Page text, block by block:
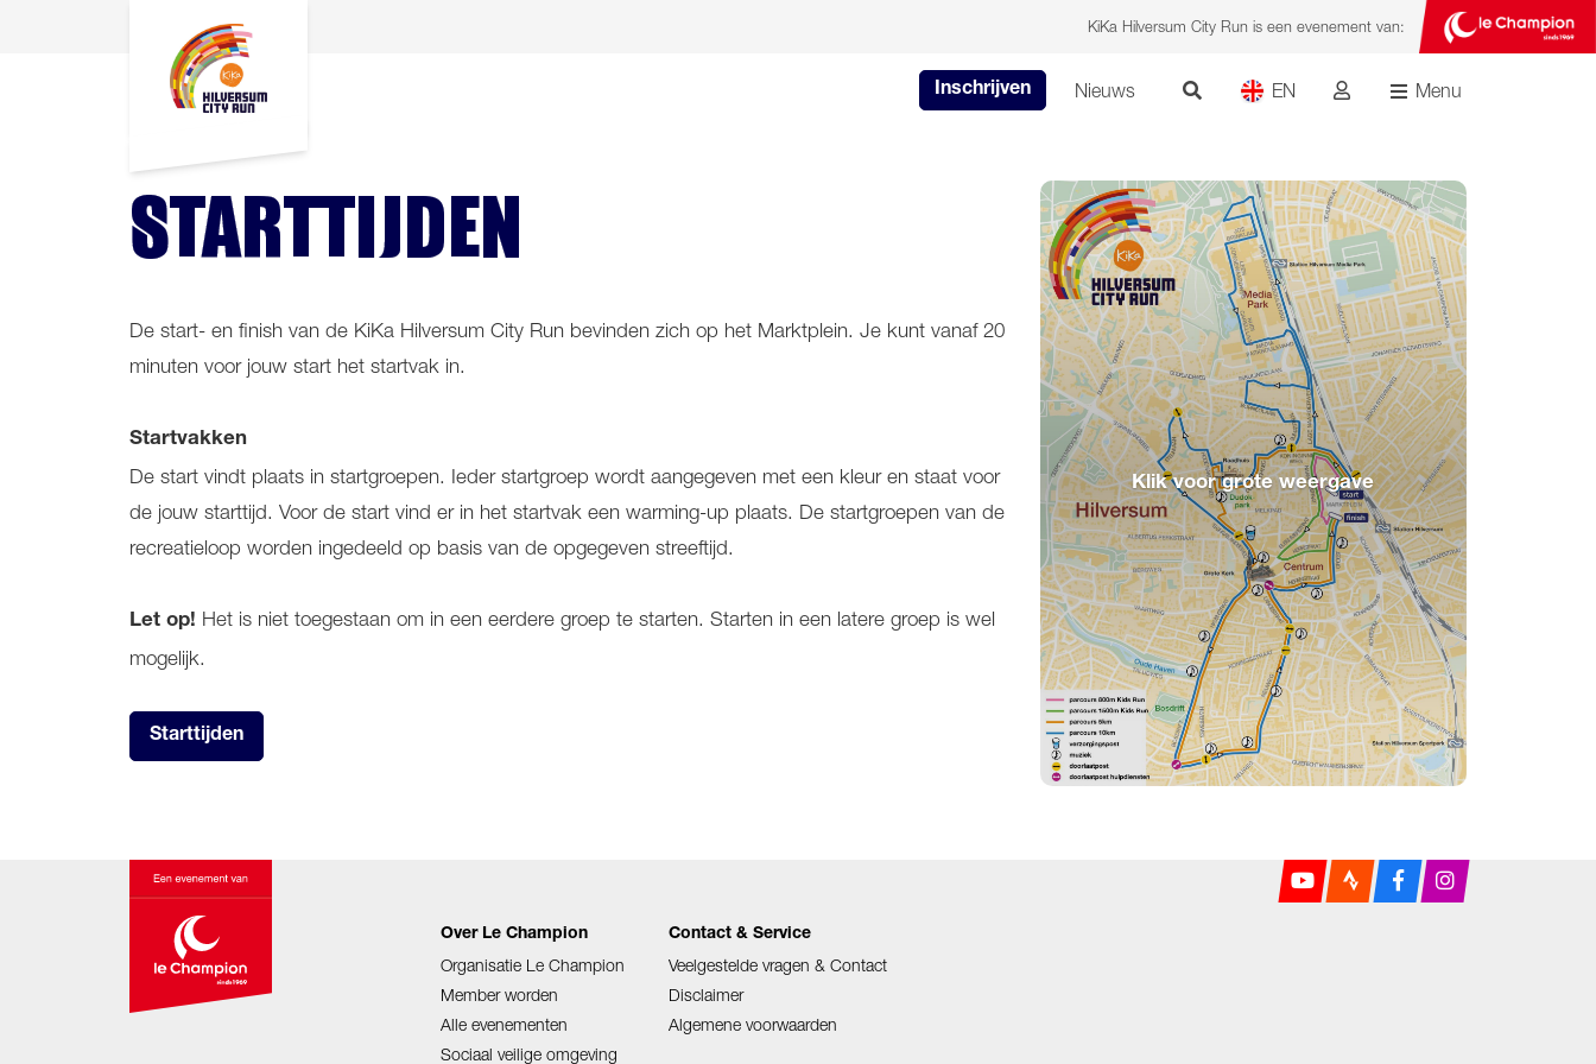
KiKa Hilversum City Run is een evenement van:
Inschrijven Nieuws EN Menu
STARTTIJDEN
De start- en finish van de KiKa Hilversum City Run bevinden zich op het Marktplein. Je kunt vanaf 20
minuten voor jouw start het startvak in.
Startvakken
De start vindt plaats in startgroepen. Ieder startgroep wordt aangegeven met een kleur en staat voor
de jouw starttijd. Voor de start vind er in het startvak een warming-up plaats. De startgroepen van de
recreatieloop worden ingedeeld op basis van de opgegeven streeftijd.
Let op! Het is niet toegestaan om in een eerdere groep te starten. Starten in een latere groep is wel
mogelijk.
Starttijden
Klik voor grote weergave
Over Le Champion
Organisatie Le Champion
Member worden
Alle evenementen
Sociaal veilige omgeving
Contact & Service
Veelgestelde vragen & Contact
Disclaimer
Algemene voorwaarden